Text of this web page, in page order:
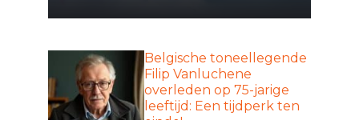
Belgische toneellegende
Filip Vanluchene
overleden op 75-jarige
leeftijd: Een tijdperk ten